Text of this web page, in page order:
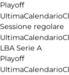
Playoff
UltimaCalendario
Sessione regolare
UltimaCalendario
LBA Serie A
Playoff
UltimaCalendario